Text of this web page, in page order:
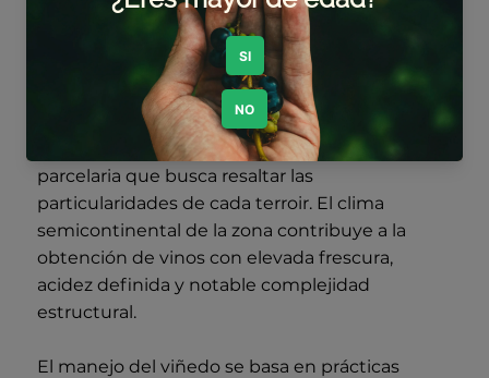
El viñedo, de aproximadamente cinco
hectáreas, se distribuye en distintas parcelas
con diversidad de orientaciones y
composiciones geológicas, predominando
suelos de margas, arcillas y calizas. Esta
heterogeneidad permite una vinificación
parcelaria que busca resaltar las
particularidades de cada terroir. El clima
semicontinental de la zona contribuye a la
obtención de vinos con elevada frescura,
acidez definida y notable complejidad
estructural.
El manejo del viñedo se basa en prácticas